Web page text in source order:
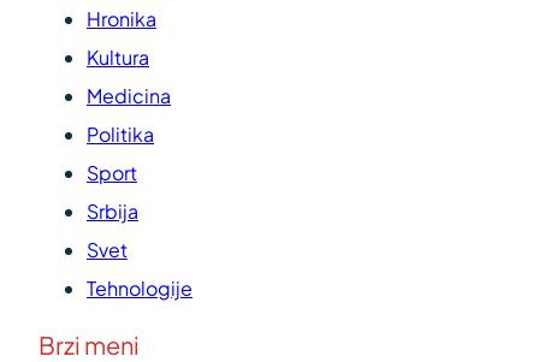
Hronika
Kultura
Medicina
Politika
Sport
Srbija
Svet
Tehnologije
Brzi meni